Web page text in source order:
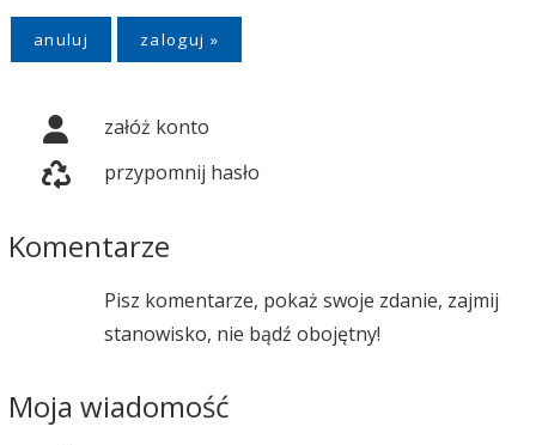
anuluj
załóż konto
przypomnij hasło
Komentarze
Pisz komentarze, pokaż swoje zdanie, zajmij
stanowisko, nie bądź obojętny!
Moja wiadomość